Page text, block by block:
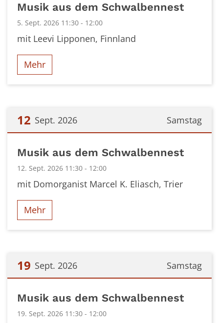
Musik aus dem Schwalbennest
5. Sept. 2026 11:30 - 12:00
mit Leevi Lipponen, Finnland
Mehr
Samstag
12 Sept. 2026
Musik aus dem Schwalbennest
12. Sept. 2026 11:30 - 12:00
mit Domorganist Marcel K. Eliasch, Trier
Mehr
Samstag
19 Sept. 2026
Musik aus dem Schwalbennest
19. Sept. 2026 11:30 - 12:00